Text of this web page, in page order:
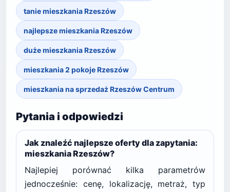
tanie mieszkania Rzeszów
najlepsze mieszkania Rzeszów
duże mieszkania Rzeszów
mieszkania 2 pokoje Rzeszów
mieszkania na sprzedaż Rzeszów Centrum
Pytania i odpowiedzi
Jak znaleźć najlepsze oferty dla zapytania:
mieszkania Rzeszów?
Najlepiej porównać kilka parametrów
jednocześnie: cenę, lokalizację, metraż, typ